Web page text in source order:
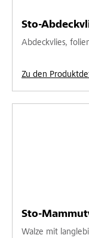
Sto-
Abdeckvlies,
Zu den
Sto-
Walze mit